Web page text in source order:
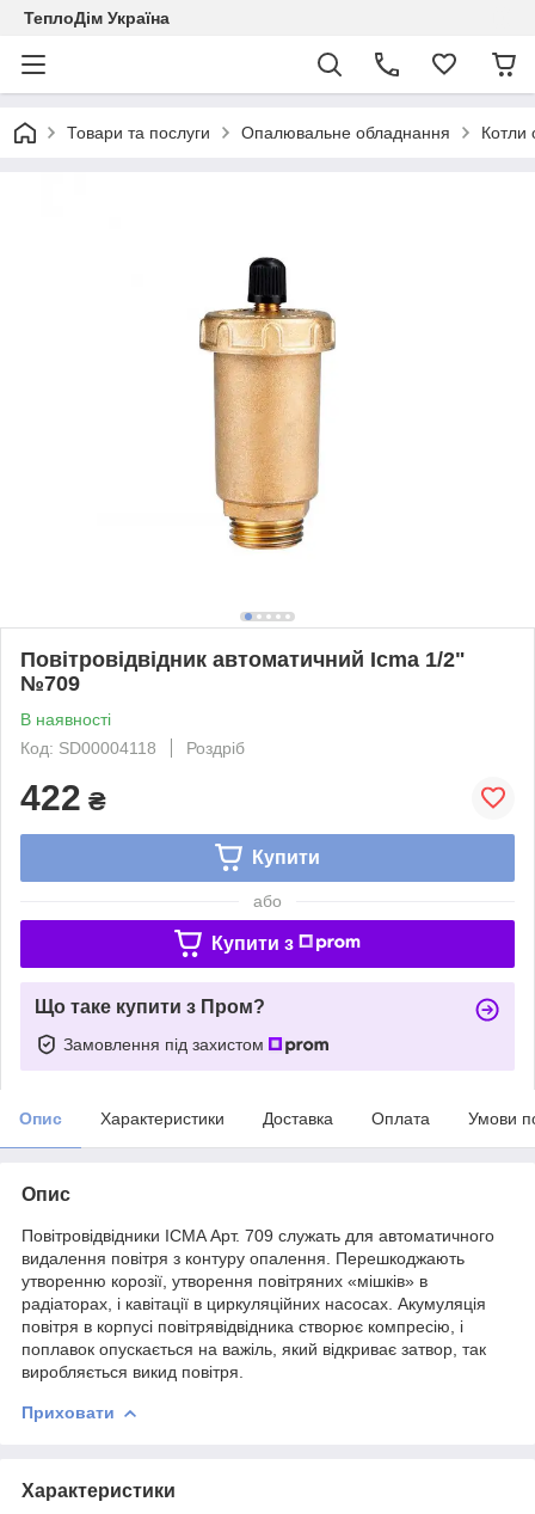
ТеплоДім Україна
Товари та послуги Опалювальне обладнання Котли
Повітровідвідник автоматичний Icma 1/2"
№709
В наявності
Код: SD00004118
Роздріб
422 ₴
Купити
або
Купити з
Що таке купити з Пром?
Замовлення під захистом
Опис Характеристики Доставка Оплата Умови
Опис
Повітровідвідники ICMA Арт. 709 служать для автоматичного
видалення повітря з контуру опалення. Перешкоджають
утворенню корозії, утворення повітряних «мішків» в
радіаторах, і кавітації в циркуляційних насосах. Акумуляція
повітря в корпусі повітрявідвідника створює компресію, і
поплавок опускається на важіль, який відкриває затвор, так
виробляється викид повітря.
Приховати
Характеристики